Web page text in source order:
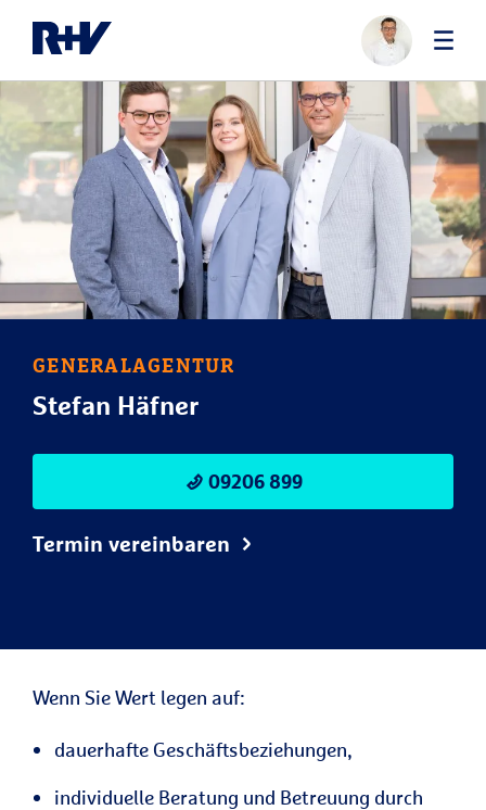
GENERALAGENTUR
Stefan Häfner
09206 899
Termin vereinbaren
Wenn Sie Wert legen auf:
dauerhafte Geschäftsbeziehungen,
individuelle Beratung und Betreuung durch